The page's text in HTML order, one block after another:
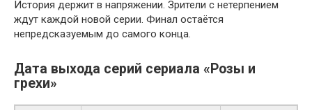
История держит в напряжении. Зрители с нетерпением
ждут каждой новой серии. Финал остаётся
непредсказуемым до самого конца.
Дата выхода серий сериала «Розы и
грехи»